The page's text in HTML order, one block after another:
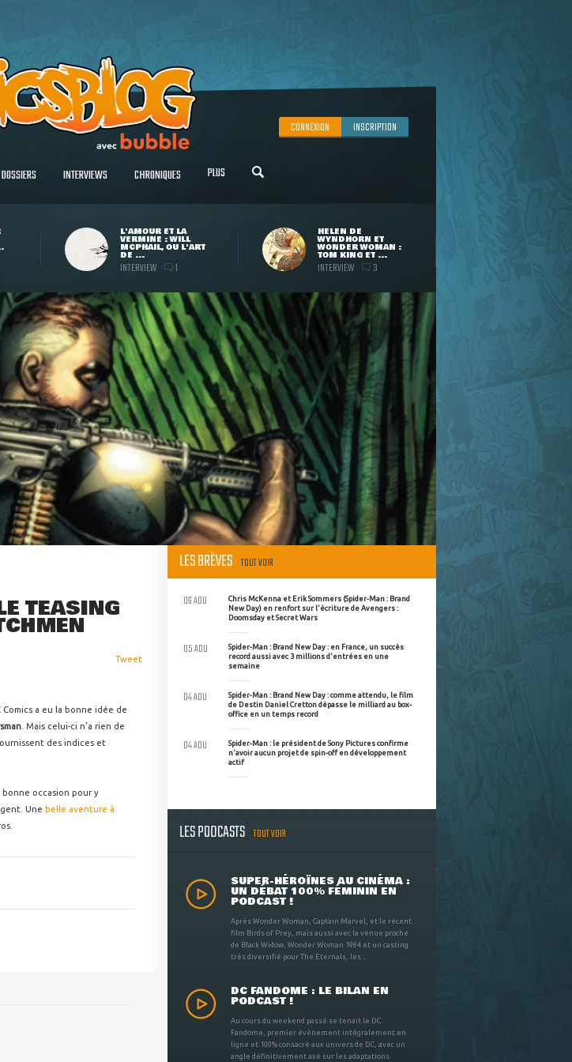
CONNEXION INSCRIPTION
DOSSIERS INTERVIEWS CHRONIQUES PLUS
L'AMOUR ET LA
VERMINE : WILL
MCPHAIL, OU L'ART
DE ...
INTERVIEW 1
HELEN DE
WYNDHORN ET
WONDER WOMAN :
TOM KING ET ...
INTERVIEW 3
TEASING
Tweet
Comics a eu la bonne idée de
. Mais celui-ci n'a rien de
des indices et
occasion pour y
Une belle aventure à
LES BRÈVES TOUT VOIR
Chris McKenna et Erik Sommers (Spider-Man : Brand
New Day) en renfort sur l'écriture de Avengers :
Doomsday et Secret Wars
06 AOU
Spider-Man : Brand New Day : en France, un succès
record aussi avec 3 millions d'entrées en une
semaine
05 AOU
Spider-Man : Brand New Day : comme attendu, le film
de Destin Daniel Cretton dépasse le milliard au box-
office en un temps record
04 AOU
Spider-Man : le président de Sony Pictures confirme
n'avoir aucun projet de spin-off en développement
actif
04 AOU
LES PODCASTS TOUT VOIR
SUPER-HÉROÏNES AU CINÉMA :
UN DÉBAT 100% FÉMININ EN
PODCAST !
Après Wonder Woman, Captain Marvel, et le récent
film Birds of Prey, mais aussi avec la venue proche
de Black Widow, Wonder Woman 1984 et un casting
très diversifié pour The Eternals, les ...
DC FANDOME : LE BILAN EN
PODCAST !
Au cours du weekend passé se tenait le DC
Fandome, premier évènement intégralement en
ligne et 100% consacré aux univers de DC, avec un
angle définitivement axé sur les adaptations